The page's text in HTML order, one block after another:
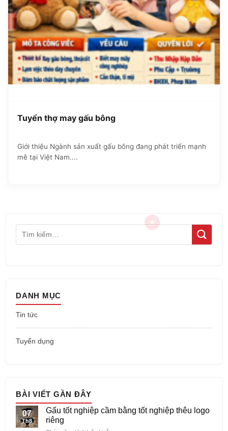
Tuyển thợ may gấu bông
Giới thiệu Ngành sản xuất gấu bông đang phát triển mạnh
mẽ tại Việt Nam....
DANH MỤC
Tin tức
Tuyển dụng
BÀI VIẾT GẦN ĐÂY
07
Th8
Gấu tốt nghiệp cầm bằng tốt nghiệp thêu logo
riêng